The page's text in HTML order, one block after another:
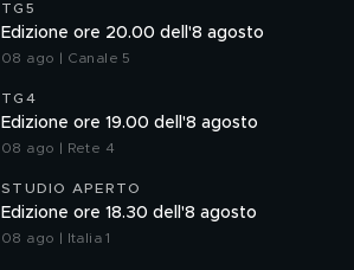
TG5
Edizione ore 20.00 dell'8 agosto
08 ago | Canale 5
TG4
Edizione ore 19.00 dell'8 agosto
08 ago | Rete 4
STUDIO APERTO
Edizione ore 18.30 dell'8 agosto
08 ago | Italia 1